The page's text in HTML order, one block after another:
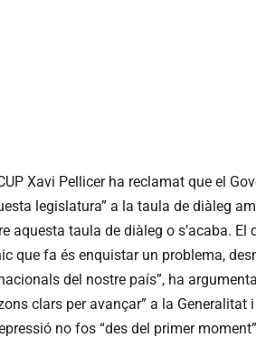
Xavi Pellicer ha reclamat que el
legislatura” a la taula de diàleg
aquesta taula de diàleg o s’acaba. El
que fa és enquistar un problema,
del nostre país”, ha
clars per avançar” a la
no fos “des del primer